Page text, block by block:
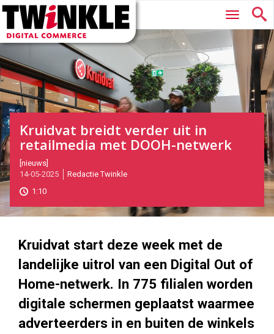
Twinkle
Digital
Commerce
Hoofdmenu
Kruidvat breidt verder uit in
retailmedia met DOOH-netwerk
2025-
05-
14T09:17:00
2025-
05-
[nieuws]
14-05-2025
Redactie Twinkle
1:10
Kruidvat start deze week met de
landelijke uitrol van een Digital Out of
Home-netwerk. In 775 filialen worden
digitale schermen geplaatst waarmee
adverteerders in en buiten de winkels